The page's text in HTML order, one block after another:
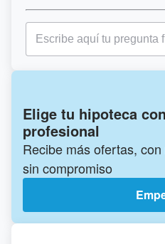
Elige tu hipoteca
profesional
Recibe más ofertas,
sin compromiso